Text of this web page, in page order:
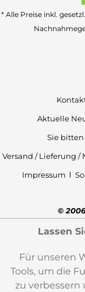
* Alle Preise inkl.
Aktuelle
Sie
Versand / Lieferung /
Impressum
©
Lassen
Für unseren
Tools, um die
zu